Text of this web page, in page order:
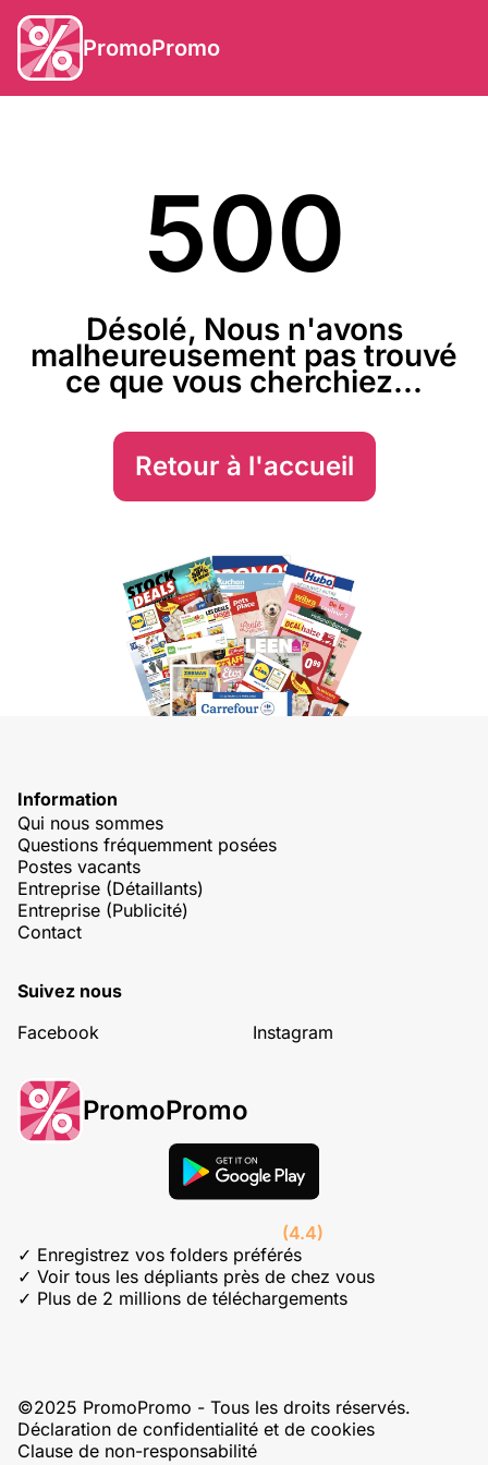
PromoPromo
500
Désolé, Nous n'avons
malheureusement pas trouvé
ce que vous cherchiez...
Retour à l'accueil
Information
Qui nous sommes
Questions fréquemment posées
Postes vacants
Entreprise (Détaillants)
Entreprise (Publicité)
Contact
Suivez nous
Facebook
Instagram
PromoPromo
(4.4)
✓ Enregistrez vos folders préférés
✓ Voir tous les dépliants près de chez vous
✓ Plus de 2 millions de téléchargements
©2025 PromoPromo - Tous les droits réservés.
Déclaration de confidentialité et de cookies
Clause de non-responsabilité